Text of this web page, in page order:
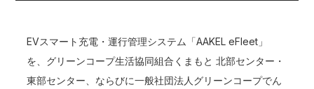
EVスマート充電・運行管理システム「AAKEL eFleet」
を、グリーンコープ生活協同組合くまもと 北部センター・
東部センター、ならびに一般社団法人グリーンコープでん